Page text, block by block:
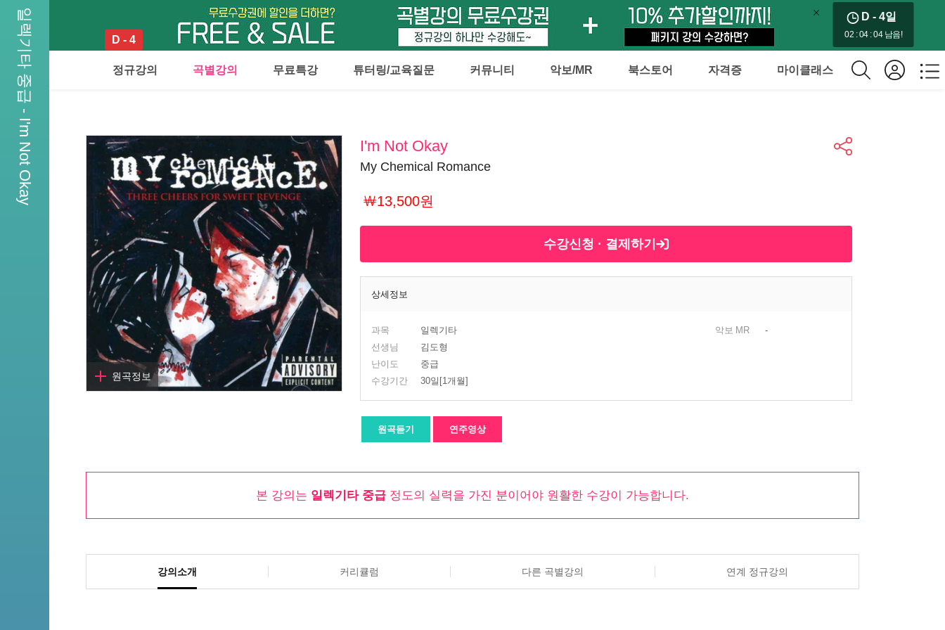
D - 4
D - 4일
02 : 04 : 03 남음!
정규강의 곡별강의 무료특강 튜터링/교육질문 커뮤니티 악보/MR 북스토어 자격증 마이클래스
일렉기타 중급 - I'm Not Okay
원곡정보
Gerard Way, Ray Toro,
Mikey Way
I'm Not Okay
My Chemical Romance
￦13,500원
수강신청 · 결제하기
상세정보
과목
일렉기타
선생님
김도형
난이도
중급
수강기간
30일[1개월]
악보 MR -
원곡듣기 연주영상
본 강의는 일렉기타 중급 정도의 실력을 가진 분이어야 원활한 수강이 가능합니다.
강의소개 커리큘럼 다른 곡별강의 연계 정규강의